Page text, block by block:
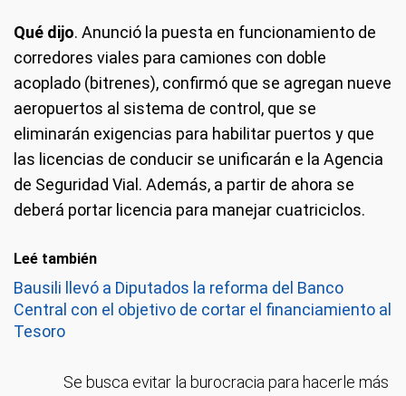
Qué dijo. Anunció la puesta en funcionamiento de
corredores viales para camiones con doble
acoplado (bitrenes), confirmó que se agregan nueve
aeropuertos al sistema de control, que se
eliminarán exigencias para habilitar puertos y que
las licencias de conducir se unificarán e la Agencia
de Seguridad Vial. Además, a partir de ahora se
deberá portar licencia para manejar cuatriciclos.
Leé también
Bausili llevó a Diputados la reforma del Banco
Central con el objetivo de cortar el financiamiento al
Tesoro
Se busca evitar la burocracia para hacerle más